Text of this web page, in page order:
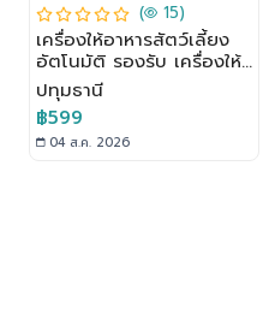
( 15)
เครื่องให้อาหารสัตว์เลี้ยง
อัตโนมัติ รองรับ เครื่องให้
อาหาร เครื่องให้อาหารแมว
อัตโนมัติ สําหรับสัตว์เลี้ยง
ปทุมธานี
฿599
04 ส.ค. 2026